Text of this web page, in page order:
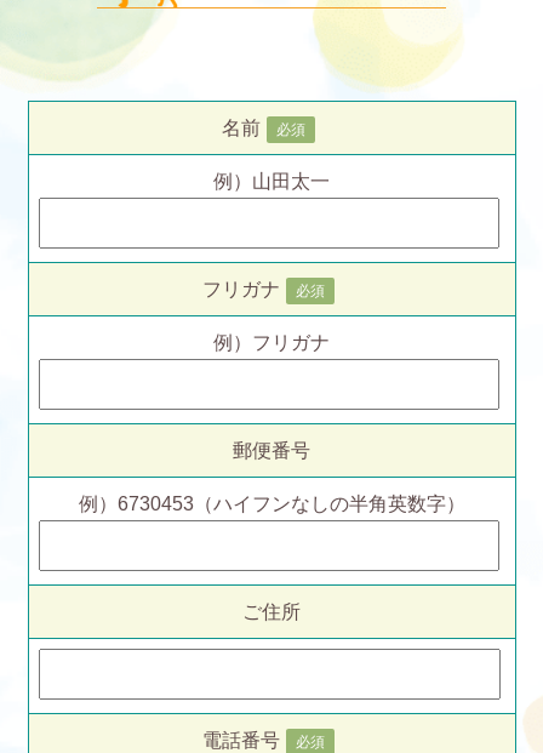
名前 必須
例）山田太一
フリガナ 必須
例）フリガナ
郵便番号
例）6730453（ハイフンなしの半角英数字）
ご住所
電話番号 必須